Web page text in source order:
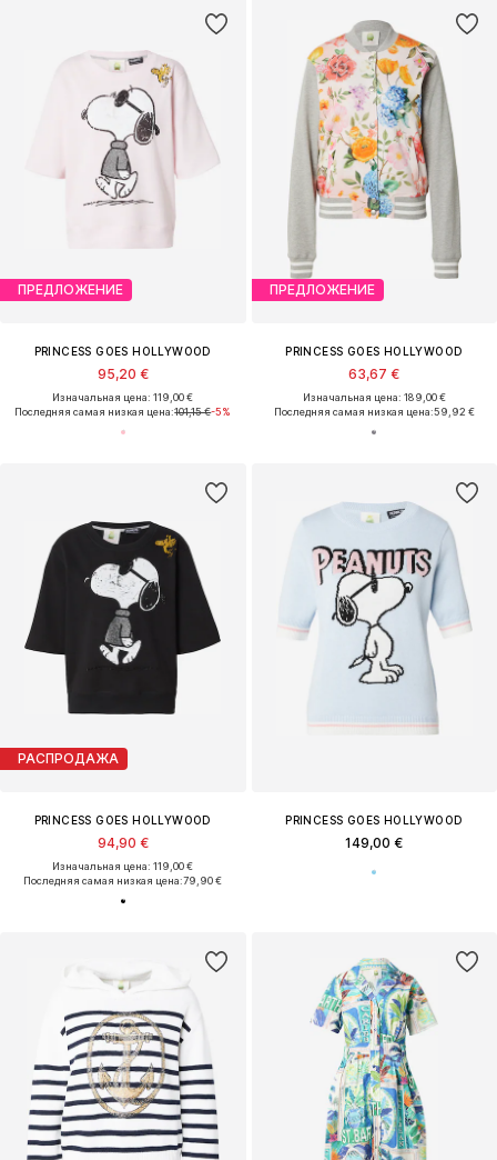
ПРЕДЛОЖЕНИЕ
PRINCESS GOES HOLLYWOOD
95,20 €
Изначальная цена: 119,00 €
Последняя самая низкая цена:101,15 €-5%
ПРЕДЛОЖЕНИЕ
PRINCESS GOES HOLLYWOOD
63,67 €
Изначальная цена: 189,00 €
Последняя самая низкая цена:59,92 €
РАСПРОДАЖА
PRINCESS GOES HOLLYWOOD
94,90 €
Изначальная цена: 119,00 €
Последняя самая низкая цена:79,90 €
PRINCESS GOES HOLLYWOOD
149,00 €